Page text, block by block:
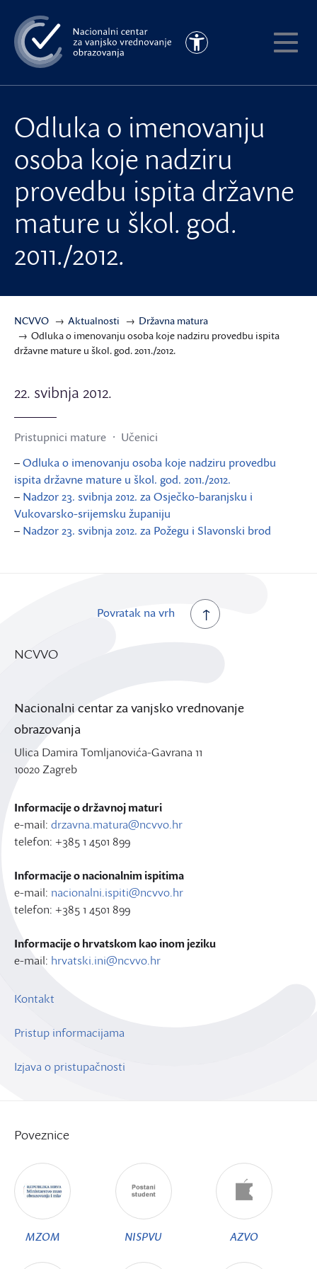
na
glavni
sadržaj
Pristupačnost
Odluka o imenovanju
osoba koje nadziru
provedbu ispita državne
mature u škol. god.
2011./2012.
NCVVO Aktualnosti
Državna matura
Odluka o imenovanju osoba koje nadziru provedbu ispita
državne mature u škol. god. 2011./2012.
22. svibnja 2012.
Pristupnici mature
Učenici
–Odluka o imenovanju osoba koje nadziru provedbu
ispita državne mature u škol. god. 2011./2012.
– Nadzor 23. svibnja 2012. za Osječko-baranjsku i
Vukovarsko-srijemsku županiju
– Nadzor 23. svibnja 2012. za Požegu i Slavonski brod
Povratak na vrh
NCVVO
Nacionalni centar za vanjsko vrednovanje
obrazovanja
Ulica Damira Tomljanovića-Gavrana 11
10020 Zagreb
Informacije o državnoj maturi
e-mail: drzavna.matura@ncvvo.hr
telefon: +385 1 4501 899
Informacije o nacionalnim ispitima
e-mail: nacionalni.ispiti@ncvvo.hr
telefon: +385 1 4501 899
Informacije o hrvatskom kao inom jeziku
e-mail: hrvatski.ini@ncvvo.hr
Kontakt
Pristup informacijama
Izjava o pristupačnosti
Poveznice
MZOM NISPVU AZVO